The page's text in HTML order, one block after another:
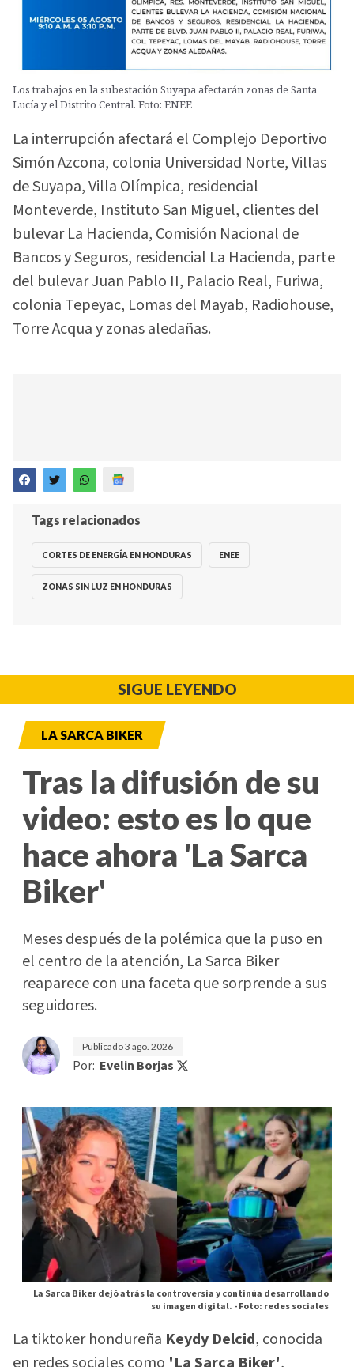
Los trabajos en la subestación Suyapa afectarán zonas de Santa
Lucía y el Distrito Central. Foto: ENEE
La interrupción afectará el Complejo Deportivo
Simón Azcona, colonia Universidad Norte, Villas
de Suyapa, Villa Olímpica, residencial
Monteverde, Instituto San Miguel, clientes del
bulevar La Hacienda, Comisión Nacional de
Bancos y Seguros, residencial La Hacienda, parte
del bulevar Juan Pablo II, Palacio Real, Furiwa,
colonia Tepeyac, Lomas del Mayab, Radiohouse,
Torre Acqua y zonas aledañas.
Tags relacionados
CORTES DE ENERGÍA EN HONDURAS ENEE
ZONAS SIN LUZ EN HONDURAS
SIGUE LEYENDO
LA SARCA BIKER
Tras la difusión de su
video: esto es lo que
hace ahora 'La Sarca
Biker'
Meses después de la polémica que la puso en
el centro de la atención, La Sarca Biker
reaparece con una faceta que sorprende a sus
seguidores.
Publicado3 ago. 2026
Por: Evelin Borjas
La Sarca Biker dejó atrás la controversia y continúa desarrollando
su imagen digital. -Foto: redes sociales
La tiktoker hondureña Keydy Delcid, conocida